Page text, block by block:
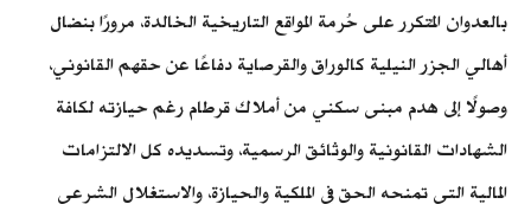
بالعدوان المُتكرر على حُرمة المواقع التاريخية الخالدة، مرورًا بنضال
أهالي الجزر النيلية كالوراق والقرصاية دفاعًا عن حقهم القانوني،
وصولًا إلى هدم مبنى سكني من أملاك قرطام رغم حيازته لكافة
الشهادات القانونية والوثائق الرسمية، وتسديده كل الالتزامات
المالية التي تمنحه الحق في الملكية والحيازة، والاستغلال الشرعي